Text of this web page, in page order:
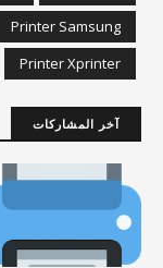
Printer Samsung
Printer Xprinter
آخر المشاركات